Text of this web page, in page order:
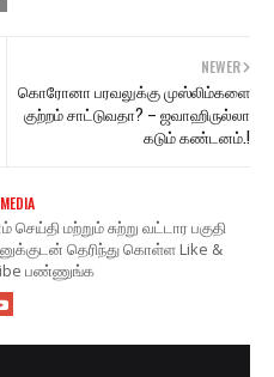
NEWER
கொரோனா பரவலுக்கு முஸ்லிம்களை
குற்றம் சாட்டுவதா? – ஜவாஹிருல்லா
கடும் கண்டனம்.!
மற்றும் சுற்று வட்டார பகுதி
தெரிந்து கொள்ள Like &
பண்ணுங்க